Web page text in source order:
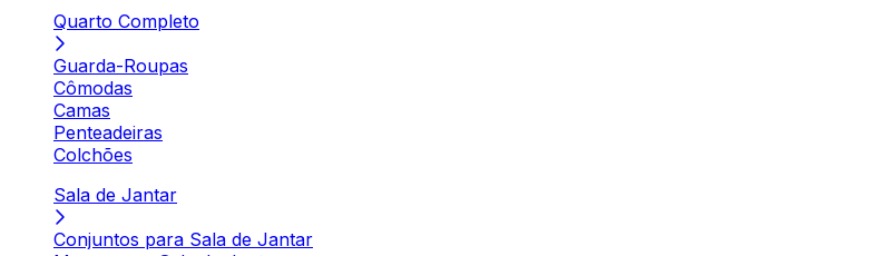
Quarto Completo
Guarda-Roupas
Cômodas
Camas
Penteadeiras
Colchões
Sala de Jantar
Conjuntos para Sala de Jantar